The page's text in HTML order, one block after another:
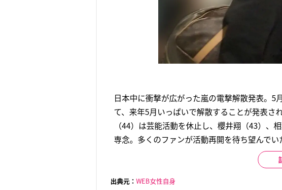
日本中に衝撃が広がった嵐の電撃解散発表。5
て、来年5月いっぱいで解散することが発表さ
（44）は芸能活動を休止し、櫻井翔（43）
専念。多くのファンが活動再開を待ち望んで
出典元： WEB女性自身